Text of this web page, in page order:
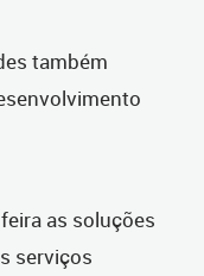
também
as soluções
serviços